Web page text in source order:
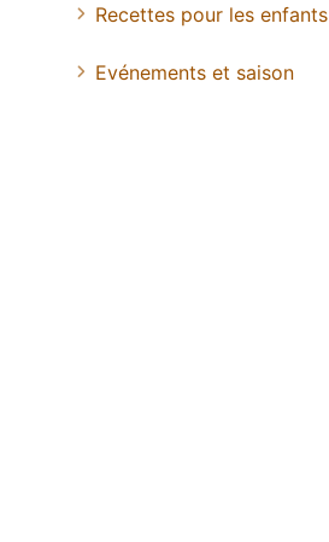
Recettes pour les enfants
Evénements et saison